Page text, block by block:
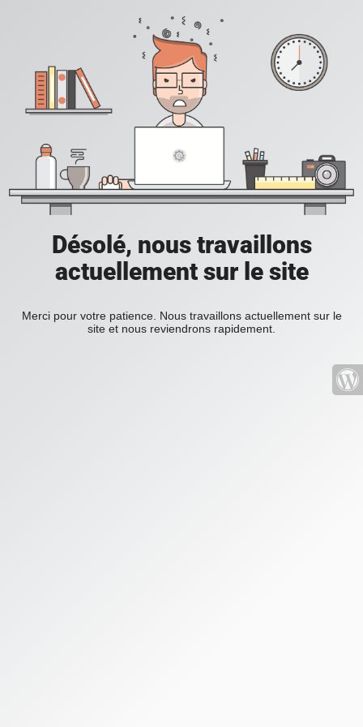
Désolé, nous travaillons
actuellement sur le site
Merci pour votre patience. Nous travaillons actuellement sur le
site et nous reviendrons rapidement.